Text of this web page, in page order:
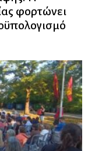
φορτώνει